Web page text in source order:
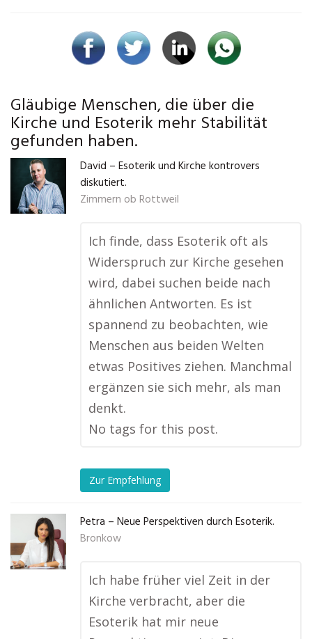
Gläubige Menschen, die über die
Kirche und Esoterik mehr Stabilität
gefunden haben.
David – Esoterik und Kirche kontrovers
diskutiert.
Zimmern ob Rottweil
Ich finde, dass Esoterik oft als
Widerspruch zur Kirche gesehen
wird, dabei suchen beide nach
ähnlichen Antworten. Es ist
spannend zu beobachten, wie
Menschen aus beiden Welten
etwas Positives ziehen. Manchmal
ergänzen sie sich mehr, als man
denkt.
No tags for this post.
Zur Empfehlung
Petra – Neue Perspektiven durch Esoterik.
Bronkow
Ich habe früher viel Zeit in der
Kirche verbracht, aber die
Esoterik hat mir neue